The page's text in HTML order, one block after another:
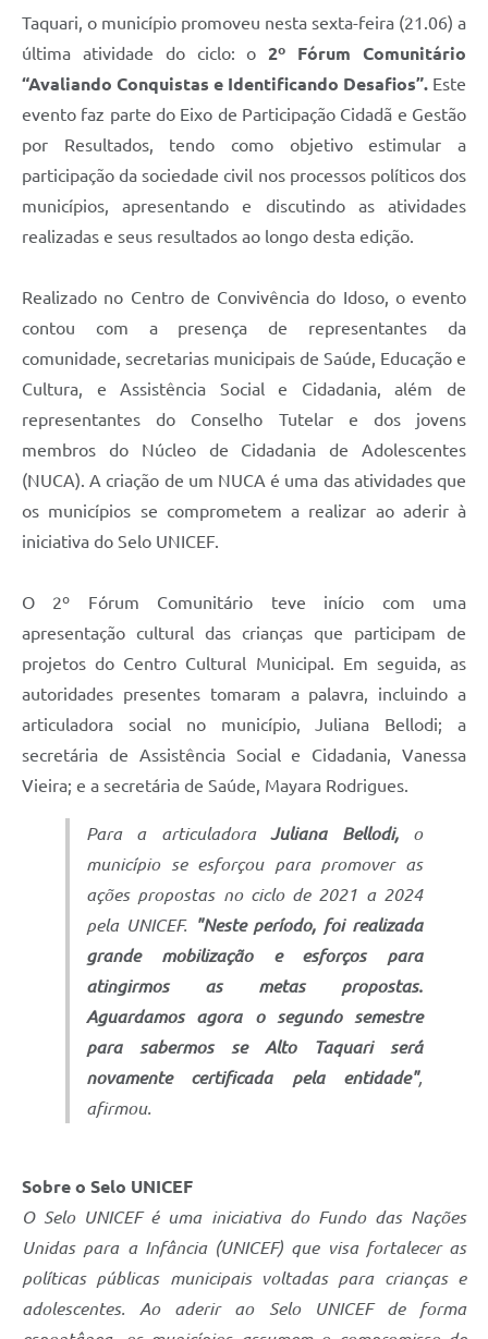
Taquari, o município promoveu nesta sexta-feira (21.06) a
última atividade do ciclo: o2º Fórum Comunitário
“Avaliando Conquistas e Identificando Desafios”. Este
evento faz parte do Eixo de Participação Cidadã e Gestão
por Resultados, tendo como objetivo estimular a
participação da sociedade civil nos processos políticos dos
municípios, apresentando e discutindo as atividades
realizadas e seus resultados ao longo desta edição.
Realizado no Centro de Convivência do Idoso, o evento
contou com a presença de representantes da
comunidade, secretarias municipais de Saúde, Educação e
Cultura, e Assistência Social e Cidadania, além de
representantes do Conselho Tutelar e dos jovens
membros do Núcleo de Cidadania de Adolescentes
(NUCA). A criação de um NUCA é uma das atividades que
os municípios se comprometem a realizar ao aderir à
iniciativa do Selo UNICEF.
O 2º Fórum Comunitário teve início com uma
apresentação cultural das crianças que participam de
projetos do Centro Cultural Municipal. Em seguida, as
autoridades presentes tomaram a palavra, incluindo a
articuladora social no município, Juliana Bellodi; a
secretária de Assistência Social e Cidadania, Vanessa
Vieira; e a secretária de Saúde, Mayara Rodrigues.
Para a articuladora Juliana Bellodi,o
município se esforçou para promover as
ações propostas no ciclo de 2021 a 2024
pela UNICEF. "Neste período, foi realizada
grande mobilização e esforços para
atingirmos as metas propostas.
Aguardamos agora o segundo semestre
para sabermos se Alto Taquari será
novamente certificada pela entidade",
afirmou.
Sobre o Selo UNICEF
O Selo UNICEF é uma iniciativa do Fundo das Nações
Unidas para a Infância (UNICEF) que visa fortalecer as
políticas públicas municipais voltadas para crianças e
adolescentes. Ao aderir ao Selo UNICEF de forma